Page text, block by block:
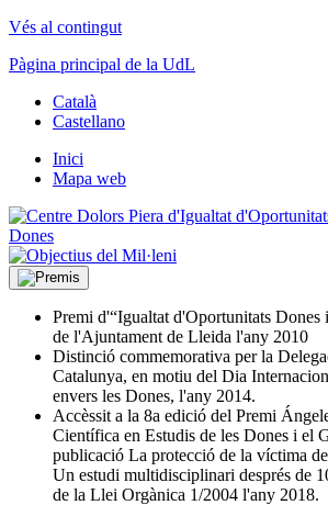
Vés al contingut
Pàgina principal de la UdL
Català
Castellano
Inici
Mapa web
Premi d'“Igualtat d'Oportunitats Dones
de l'Ajuntament de Lleida l'any 2010
Distinció commemorativa per la
Catalunya, en motiu del Dia
envers les Dones, l'any 2014.
Accèssit a la 8a edició del Premi
Científica en Estudis de les Dones i el
publicació La protecció de la víctima
Un estudi multidisciplinari després de
de la Llei Orgànica 1/2004 l'any 2018.